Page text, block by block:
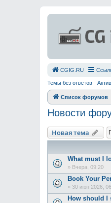
СGIG.RU
Темы без ответов
Список форумов
Новости
Новая тема
What must I
» Вчера, 09:20
Book Your
» 30 июн 2026,
How should I